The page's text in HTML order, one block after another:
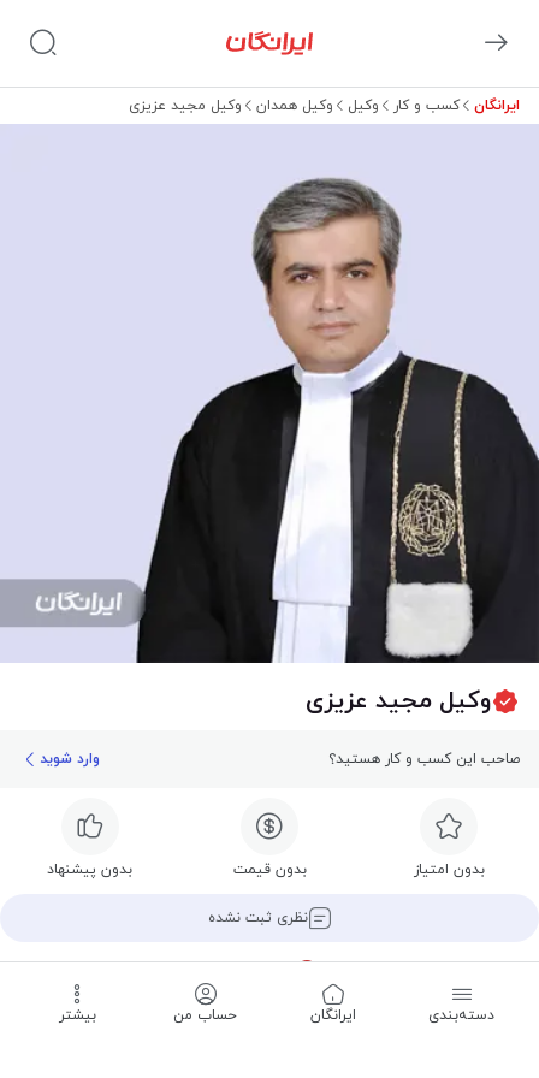
ایرانگان کسب و کار وکیل وکیل همدان وکیل مجید عزیزی
وکیل مجید عزیزی
صاحب این کسب و کار هستید؟ وارد شوید
بدون امتیاز بدون قیمت بدون پیشنهاد
نظری ثبت نشده
تا ۱۷:۳۰ دوشنبه
دسته‌بندی ‌ایرانگان حساب من بیشتر